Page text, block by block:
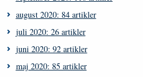
august 2020: 84 artikler
juli 2020: 26 artikler
juni 2020: 92 artikler
maj 2020: 85 artikler